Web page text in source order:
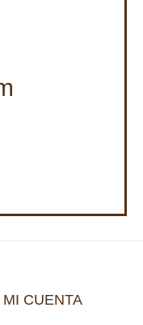
MI CUENTA